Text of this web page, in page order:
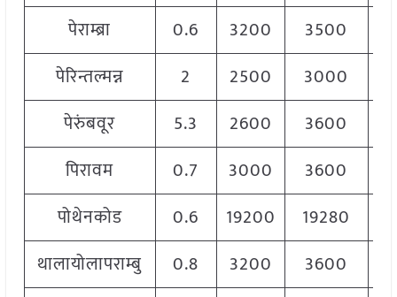
पेराम्ब्रा
0.6 3200 3500
पेरिन्तल्मन्न
2 2500 3000
पेरुंबवूर
5.3 2600 3600
पिरावम
0.7 3000 3600
पोथेनकोड
0.6 19200 19280
थालायोलापराम्बु
0.8 3200 3600